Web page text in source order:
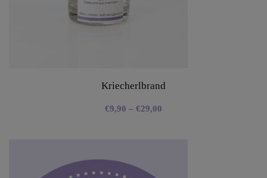
Kriecherlbrand
€9,90 – €29,00